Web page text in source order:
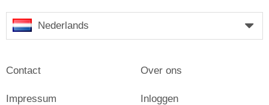
Nederlands
Contact
Impressum
Over ons
Inloggen